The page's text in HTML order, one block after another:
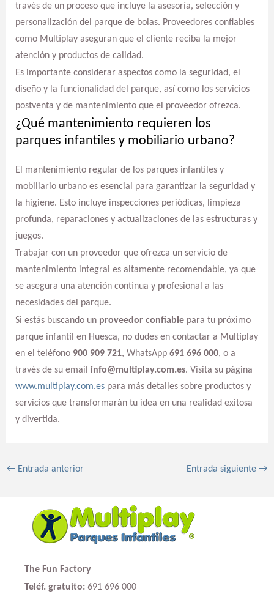
través de un proceso que incluye la asesoría, selección y
personalización del parque de bolas. Proveedores confiables
como Multiplay aseguran que el cliente reciba la mejor
atención y productos de calidad.
Es importante considerar aspectos como la seguridad, el
diseño y la funcionalidad del parque, así como los servicios
postventa y de mantenimiento que el proveedor ofrezca.
¿Qué mantenimiento requieren los
parques infantiles y mobiliario urbano?
El mantenimiento regular de los parques infantiles y
mobiliario urbano es esencial para garantizar la seguridad y
la higiene. Esto incluye inspecciones periódicas, limpieza
profunda, reparaciones y actualizaciones de las estructuras y
juegos.
Trabajar con un proveedor que ofrezca un servicio de
mantenimiento integral es altamente recomendable, ya que
se asegura una atención continua y profesional a las
necesidades del parque.
Si estás buscando un proveedor confiablepara tu próximo
parque infantil en Huesca, no dudes en contactar a Multiplay
en el teléfono 900 909 721, WhatsApp 691 696 000, o a
través de su email info@multiplay.com.es. Visita su página
www.multiplay.com.espara más detalles sobre productos y
servicios que transformarán tu idea en una realidad exitosa
y divertida.
←Entrada anterior Entrada siguiente→
The Fun Factory
Teléf. gratuito: 691 696 000